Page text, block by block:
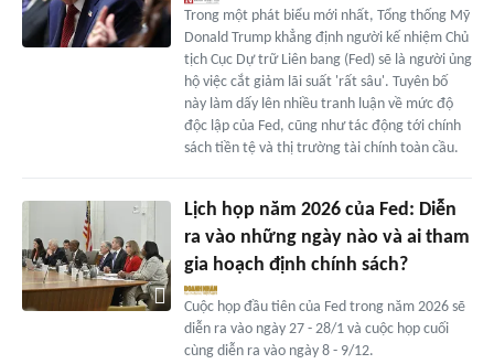
Trong một phát biểu mới nhất, Tổng thống Mỹ
Donald Trump khẳng định người kế nhiệm Chủ
tịch Cục Dự trữ Liên bang (Fed) sẽ là người ủng
hộ việc cắt giảm lãi suất 'rất sâu'. Tuyên bố
này làm dấy lên nhiều tranh luận về mức độ
độc lập của Fed, cũng như tác động tới chính
sách tiền tệ và thị trường tài chính toàn cầu.
Lịch họp năm 2026 của Fed: Diễn
ra vào những ngày nào và ai tham
gia hoạch định chính sách?
Cuộc họp đầu tiên của Fed trong năm 2026 sẽ
diễn ra vào ngày 27 - 28/1 và cuộc họp cuối
cùng diễn ra vào ngày 8 - 9/12.